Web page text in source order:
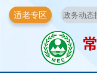
适老专区